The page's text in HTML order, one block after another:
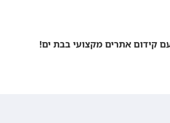
קידום אתרים מקצועי בבת ים!